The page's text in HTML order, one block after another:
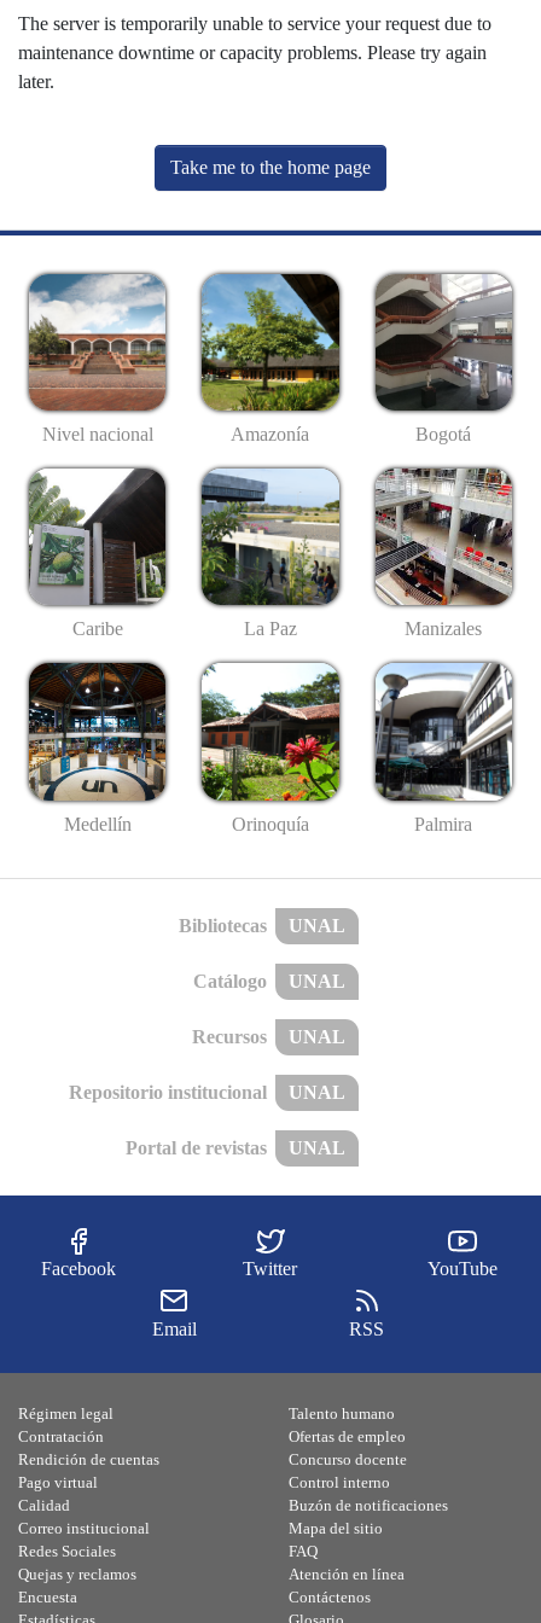
The server is temporarily unable to service your request due to
maintenance downtime or capacity problems. Please try again
later.
Take me to the home page
Nivel nacional Amazonía Bogotá
Caribe La Paz Manizales
Medellín Orinoquía Palmira
Bibliotecas UNAL
Catálogo UNAL
Recursos UNAL
Repositorio institucional UNAL
Portal de revistas UNAL
Facebook Twitter YouTube
Email RSS
Régimen legal
Contratación
Rendición de cuentas
Pago virtual
Calidad
Talento humano
Ofertas de empleo
Concurso docente
Control interno
Buzón de notificaciones
Correo institucional
Redes Sociales
Quejas y reclamos
Encuesta
Mapa del sitio
FAQ
Atención en línea
Contáctenos